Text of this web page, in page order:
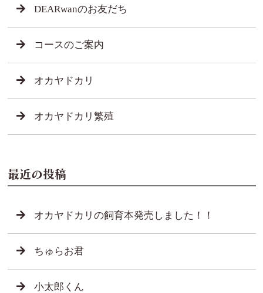
DEARwanのお友だち
コースのご案内
オカヤドカリ
オカヤドカリ繁殖
最近の投稿
オカヤドカリの飼育本発売しました！！
ちゅらお君
小太郎くん